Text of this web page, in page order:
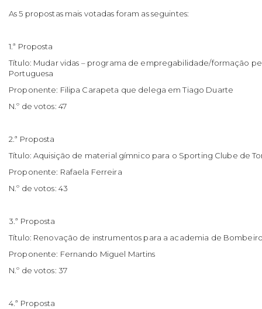
As 5 propostas mais votadas foram as seguintes:
1.ª Proposta
Título: Mudar vidas – programa de empregabilidade/formação
Portuguesa
Proponente: Filipa Carapeta que delega em Tiago Duarte
N.º de votos: 47
2.ª Proposta
Título: Aquisição de material gímnico para o Sporting Clube de
Proponente: Rafaela Ferreira
N.º de votos: 43
3.ª Proposta
Título: Renovação de instrumentos para a academia de
Proponente: Fernando Miguel Martins
N.º de votos: 37
4.ª Proposta